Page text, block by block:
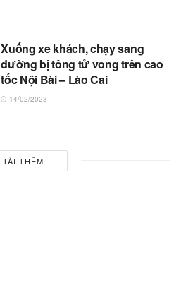
Xuống xe khách, chạy sang
đường bị tông tử vong trên cao
tốc Nội Bài – Lào Cai
14/02/2023
TẢI THÊM